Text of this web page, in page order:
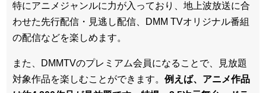
特にアニメジャンルに力が入っており、地上波放送に合
わせた先行配信・見逃し配信、DMM TVオリジナル番組
の配信などを楽しめます。
また、DMMTVのプレミアム会員になることで、見放題
対象作品を楽しむことができます。 例えば、アニメ作品